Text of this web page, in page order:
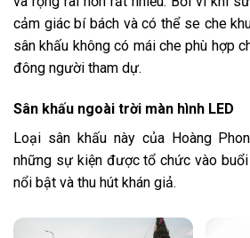
cảm giác bí bách và có thể se che
sân khấu không có mái che phù hợp
đông người tham dự.
Sân khấu ngoài trời màn hình LED
Loại sân khấu này của Hoàng
những sự kiện được tổ chức vào
nổi bật và thu hút khán giả.